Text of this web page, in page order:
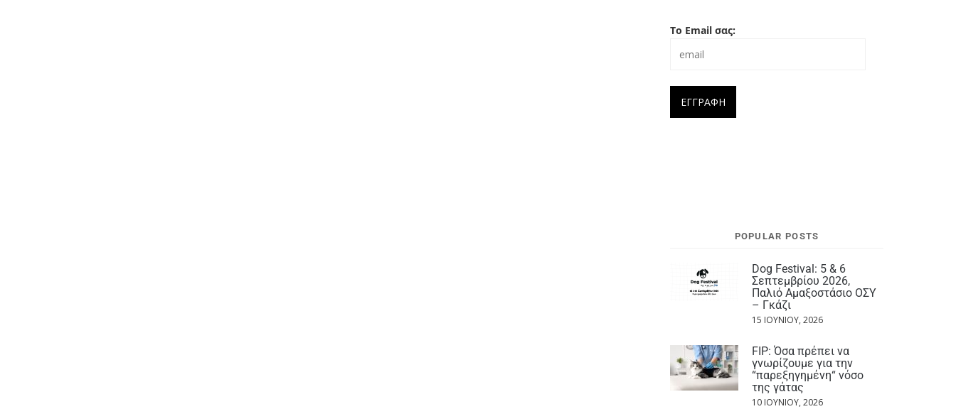
Το Email σας:
POPULAR POSTS
Dog Festival: 5 & 6
Σεπτεμβρίου 2026,
Παλιό Αμαξοστάσιο ΟΣΥ
– Γκάζι
15 ΙΟΥΝΊΟΥ, 2026
FIP: Όσα πρέπει να
γνωρίζουμε για την
“παρεξηγημένη“ νόσο
της γάτας
10 ΙΟΥΝΊΟΥ, 2026